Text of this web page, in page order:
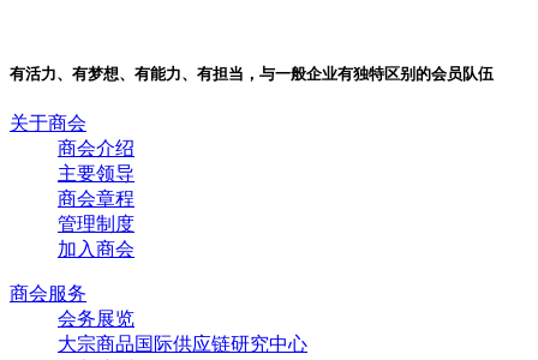
有活力、有梦想、有能力、有担当，与一般企业有独特区别的会员队伍
关于商会
商会介绍
主要领导
商会章程
加入商会
商会服务